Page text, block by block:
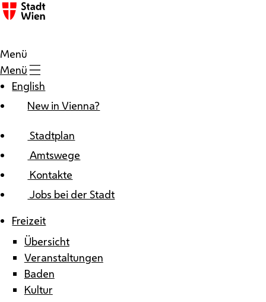
Zum Inhalt
Menü
Menü
English
New in Vienna?
Stadtplan
Amtswege
Kontakte
Jobs bei der Stadt
Freizeit
Übersicht
Veranstaltungen
Baden
Kultur